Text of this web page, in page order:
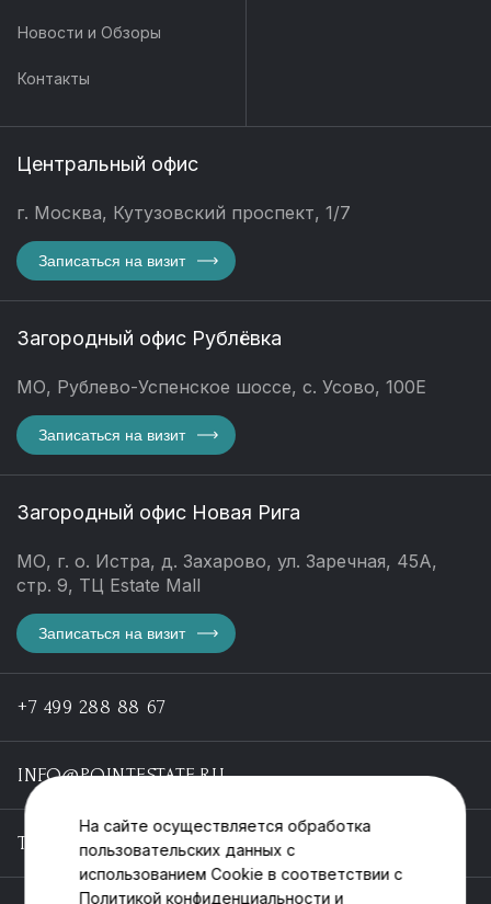
Новости и Обзоры
Контакты
Центральный офис
г. Москва, Кутузовский проспект, 1/7
Записаться на визит
Загородный офис Рублёвка
МО, Рублево-Успенское шоссе, с. Усово, 100Е
Записаться на визит
Загородный офис Новая Рига
МО, г. о. Истра, д. Захарово, ул. Заречная, 45А,
стр. 9, ТЦ Estate Mall
Записаться на визит
+7 499 288 88 67
INFO@POINTESTATE.RU
TELEGRAM
На сайте осуществляется обработка
пользовательских данных с
использованием Cookie в соответствии с
Политикой конфиденциальности и